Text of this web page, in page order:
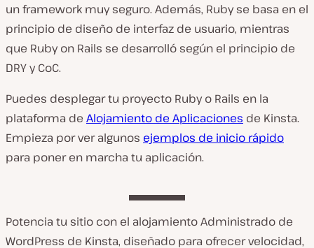
un framework muy seguro. Además, Ruby se basa en el
principio de diseño de interfaz de usuario, mientras
que Ruby on Rails se desarrolló según el principio de
DRY y CoC.
Puedes desplegar tu proyecto Ruby o Rails en la
plataforma de Alojamiento de Aplicaciones de Kinsta.
Empieza por ver algunos ejemplos de inicio rápido
para poner en marcha tu aplicación.
Potencia tu sitio con el alojamiento Administrado de
WordPress de Kinsta, diseñado para ofrecer velocidad,